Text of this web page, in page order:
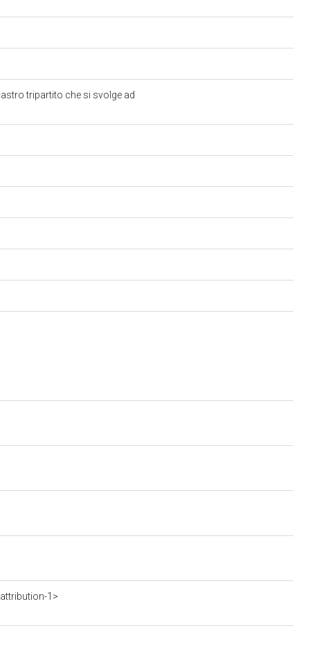
tripartito che si svolge ad
1>